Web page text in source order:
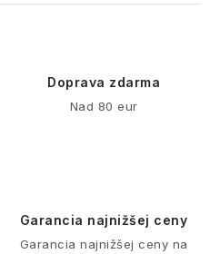
Doprava zdarma
Nad 80 eur
Garancia najnižšej ceny
Garancia najnižšej ceny na